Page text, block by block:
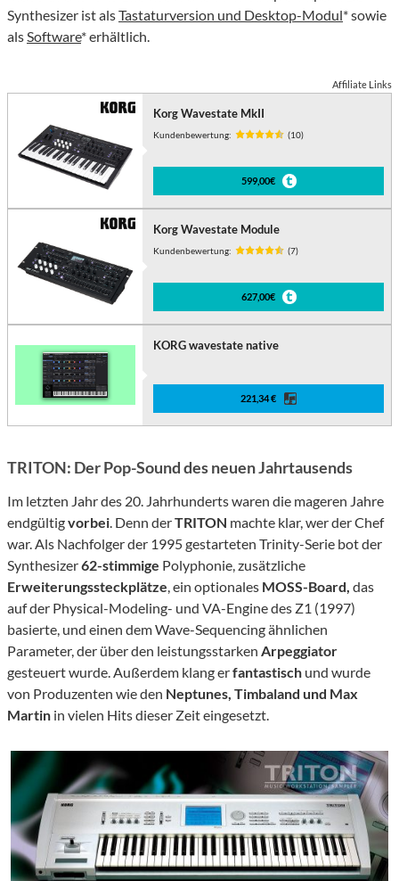
Synthesizer ist alsTastaturversion und Desktop-Modul* sowie
als Software* erhältlich.
Affiliate Links
Korg Wavestate MkII
Kundenbewertung: (10)
599,00€
Korg Wavestate Module
Kundenbewertung: (7)
627,00€
KORG wavestate native
221,34 €
TRITON: Der Pop-Sound des neuen Jahrtausends
Im letzten Jahr des 20. Jahrhunderts waren die mageren Jahre
endgültigvorbei . Denn derTRITON machte klar, wer der Chef
war. Als Nachfolger der 1995 gestarteten Trinity-Serie bot der
Synthesizer62-stimmige Polyphonie, zusätzliche
Erweiterungssteckplätze , ein optionales MOSS-Board, das
auf der Physical-Modeling- und VA-Engine des Z1 (1997)
basierte, und einen dem Wave-Sequencing ähnlichen
Parameter, der über den leistungsstarken Arpeggiator
gesteuert wurde. Außerdem klang erfantastisch und wurde
von Produzenten wie den Neptunes, Timbaland und Max
Martin in vielen Hits dieser Zeit eingesetzt.